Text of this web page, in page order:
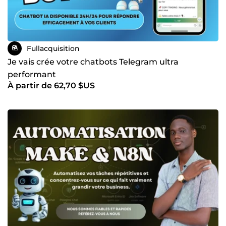
Fullacquisition
Je vais crée votre chatbots Telegram ultra
performant
À partir de 62,70 $US